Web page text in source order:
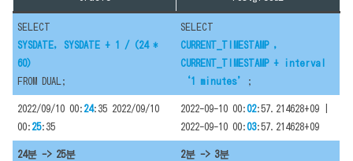
SELECT
SYSDATE, SYSDATE + 1 / (24 *
60)
FROM DUAL;
SELECT
CURRENT_TIMESTAMP ,
CURRENT_TIMESTAMP + interval
‘1 minutes’
;
2022/09/10 00: 24:35 2022/09/10
00: 25:35
2022-09-10 00:02:57.214628+09 |
2022-09-10 00:03:57.214628+09
24분 -> 25분 2분 -> 3분